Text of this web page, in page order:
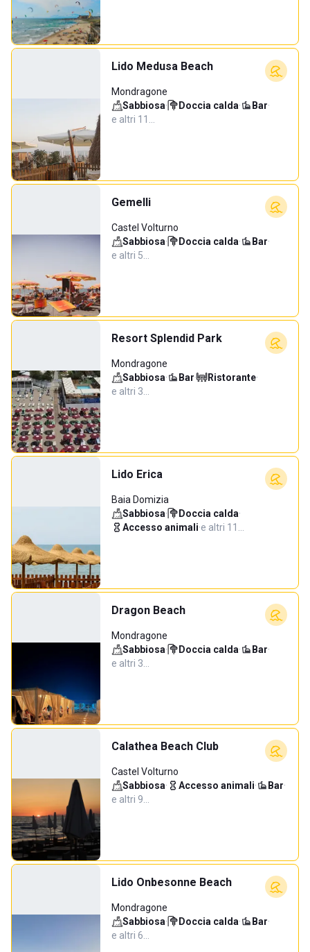
Lido Medusa Beach
Mondragone
Sabbiosa· Doccia calda· Bar·
e altri 11…
Gemelli
Castel Volturno
Sabbiosa· Doccia calda· Bar·
e altri 5…
Resort Splendid Park
Mondragone
Sabbiosa· Bar· Ristorante·
e altri 3…
Lido Erica
Baia Domizia
Sabbiosa· Doccia calda·
Accesso animali·e altri 11…
Dragon Beach
Mondragone
Sabbiosa· Doccia calda· Bar·
e altri 3…
Calathea Beach Club
Castel Volturno
Sabbiosa· Accesso animali· Bar·
e altri 9…
Lido Onbesonne Beach
Mondragone
Sabbiosa· Doccia calda· Bar·
e altri 6…